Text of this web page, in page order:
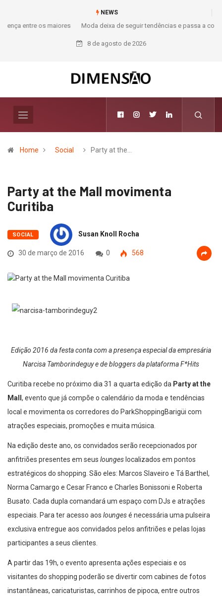
NEWS
Moda deixa de seguir tendências e passa a contar histórias; Forward
aposta na curadoria como novo luxo
8 de agosto de 2026
Home Social Party at the…
Party at the Mall movimenta
Curitiba
SOCIAL Susan Knoll Rocha
30 de março de 2016 0 568
Edição 2016 da festa conta com a presença especial da empresária
Narcisa Tamborindeguy e de bloggers da plataforma F*Hits
Curitiba recebe no próximo dia 31 a quarta edição da Party at the
Mall , evento que já compõe o calendário da moda e tendências
local e movimenta os corredores do ParkShoppingBarigüi com
atrações especiais, promoções e muita música.
Na edição deste ano, os convidados serão recepcionados por
anfitriões presentes em seus lounges localizados em pontos
estratégicos do shopping. São eles: Marcos Slaveiro e Tá Barthel,
Norma Camargo e Cesar Franco e Charles Bonissoni e Roberta
Busato. Cada dupla comandará um espaço com DJs e atrações
especiais. Para ter acesso aos loungesé necessária uma pulseira
exclusiva entregue aos convidados pelos anfitriões e pelas lojas
participantes a seus clientes.
A partir das 19h, o evento apresenta ações especiais e os
visitantes do shopping poderão se divertir com cabines de fotos
instantâneas, caricaturistas, carrinhos de pipoca, entre outros